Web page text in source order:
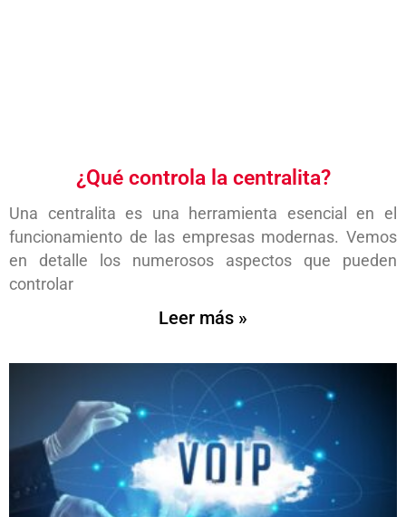
¿Qué controla la centralita?
Una centralita es una herramienta esencial en el
funcionamiento de las empresas modernas. Vemos
en detalle los numerosos aspectos que pueden
controlar
Leer más »